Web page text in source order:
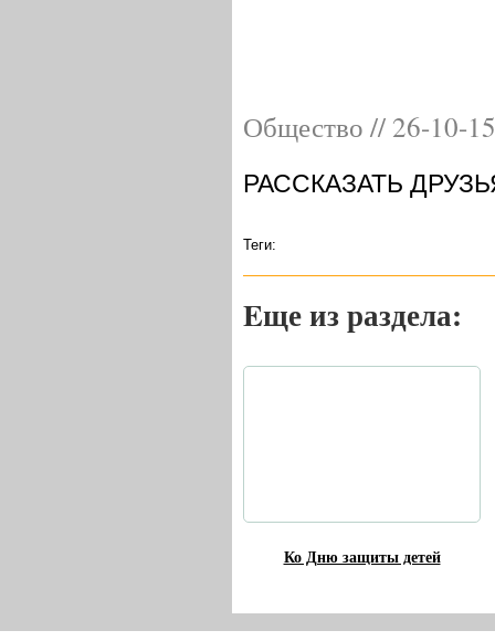
Общество // 26-10-15
РАССКАЗАТЬ
Теги:
Eще из раздела:
Ко Дню защиты детей